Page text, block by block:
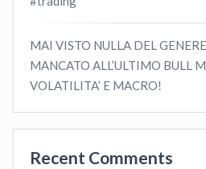
MAI VISTO NULLA DEL
MANCATO ALL’ULTIMO BULL
VOLATILITA’ E MACRO!
Recent Comments